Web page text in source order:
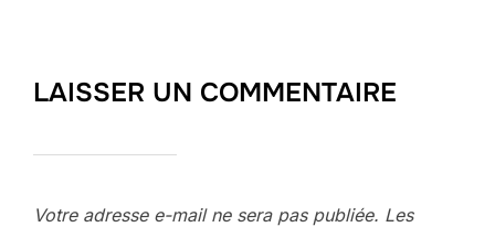
LAISSER UN COMMENTAIRE
Votre adresse e-mail ne sera pas publiée. Les